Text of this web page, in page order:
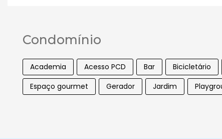
Condomínio
Academia Acesso PCD Bar Bicicletário
Espaço gourmet
Gerador Jardim